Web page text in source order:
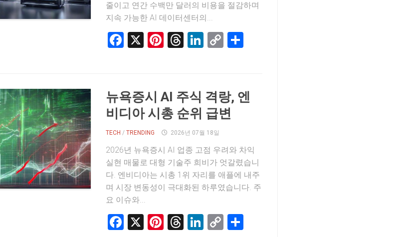
줄이고 연간 수백만 달러의 비용을 절감하며
지속 가능한 AI 데이터센터의...
Facebook
X Pinterest
Threads
LinkedIn
Copy
뉴욕증시 AI 주식 격랑, 엔
비디아 시총 순위 급변
TECH /TRENDING 2026년 07월 18일
2026년 뉴욕증시 AI 업종 고점 우려와 차익
실현 매물로 대형 기술주 희비가 엇갈렸습니
다. 엔비디아는 시총 1위 자리를 애플에 내주
며 시장 변동성이 극대화된 하루였습니다. 주
요 이슈와...
Facebook
X Pinterest
Threads
LinkedIn
Copy